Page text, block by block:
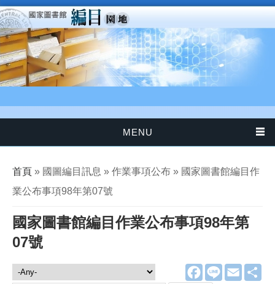
移至主內容
MENU
您在這裡
首頁 » 國圖編目訊息 » 作業事項公布 » 國家圖書館編目作
業公布事項98年第07號
國家圖書館編目作業公布事項98年第
07號
F
a
L
E
m
國圖編目訊息